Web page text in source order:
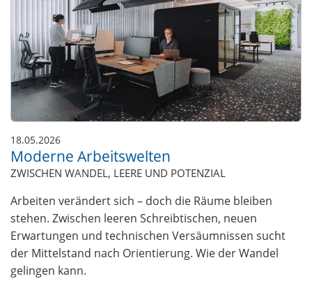
18.05.2026
Moderne Arbeitswelten
ZWISCHEN WANDEL, LEERE UND POTENZIAL
Arbeiten verändert sich – doch die Räume bleiben
stehen. Zwischen leeren Schreibtischen, neuen
Erwartungen und technischen Versäumnissen sucht
der Mittelstand nach Orientierung. Wie der Wandel
gelingen kann.